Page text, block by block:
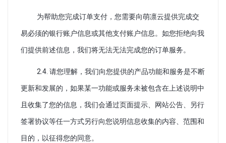
为帮助您完成订单支付，您需要向萌凛云提供完成交
易必须的银行账户信息或其他支付账户信息。如您拒绝向我
们提供前述信息，我们将无法无法完成您的订单服务。
2.4. 请您理解，我们向您提供的产品功能和服务是不断
更新和发展的，如果某一功能或服务未被包含在上述说明中
且收集了您的信息，我们会通过页面提示、网站公告、另行
签署协议等任一方式另行向您说明信息收集的内容、范围和
目的，以征得您的同意。